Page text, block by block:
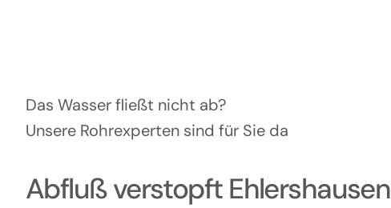
Das Wasser fließt nicht ab?
Unsere Rohrexperten sind für Sie da
Abfluß verstopft Ehlershausen